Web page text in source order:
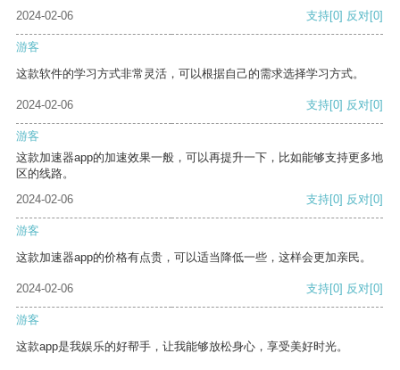
2024-02-06 支持[0] 反对[0]
游客
这款软件的学习方式非常灵活，可以根据自己的需求选择学习方式。
2024-02-06 支持[0] 反对[0]
游客
这款加速器app的加速效果一般，可以再提升一下，比如能够支持更多地
区的线路。
2024-02-06
支持[0] 反对[0]
游客
这款加速器app的价格有点贵，可以适当降低一些，这样会更加亲民。
2024-02-06 支持[0] 反对[0]
游客
这款app是我娱乐的好帮手，让我能够放松身心，享受美好时光。